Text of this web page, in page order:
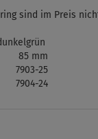
sind im Preis
85 mm
7903-25
7904-24